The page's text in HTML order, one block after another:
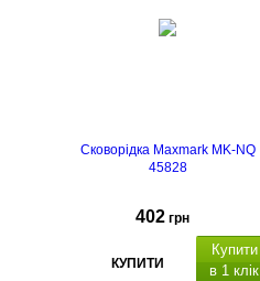
Сковорідка Maxmark MK-NQ
45828
402 грн
КУПИТИ
Купити
в 1 клік